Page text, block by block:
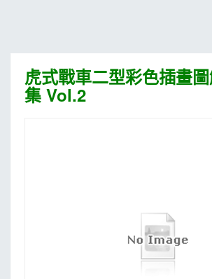
虎式戰車二型彩色插畫
集 Vol.2